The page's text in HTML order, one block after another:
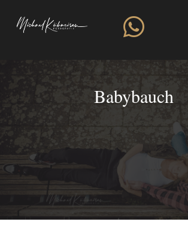

Babybauch